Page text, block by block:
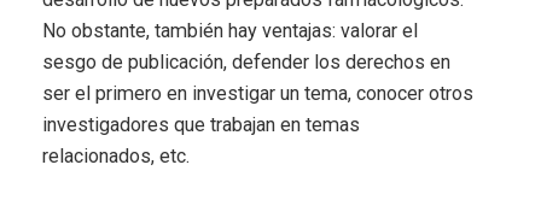
No obstante, también hay ventajas: valorar el
sesgo de publicación, defender los derechos en
ser el primero en investigar un tema, conocer otros
investigadores que trabajan en temas
relacionados, etc.